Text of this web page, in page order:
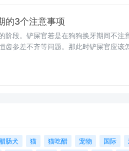
的3个注意事项
阶段。铲屎官若是在狗狗换牙期间不注
齿参差不齐等问题。那此时铲屎官应该
腊肠犬 猫 猫吃醋 宠物 国际